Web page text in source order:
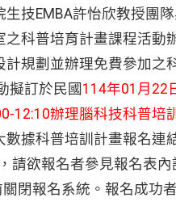
技EMBA許怡欣教授團
科普培育計畫課程活
規劃並辦理免費參加之
擬訂於民國 114年01月22
12:10辦理腦科技科普培
數據科普培訓計畫報名
欲報名者參見報名表
閉報名系統。報名成功